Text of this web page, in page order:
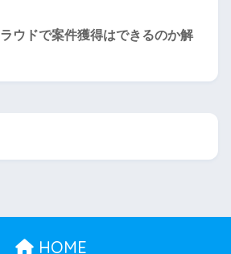
ラウドで案件獲得はできるのか解
HOME